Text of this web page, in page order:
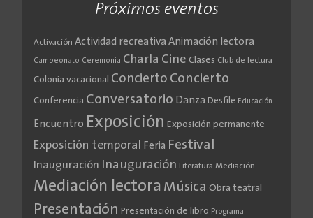
Próximos eventos
Activación Actividad recreativa Animación lectora
Campeonato Ceremonia Charla Cine Clases Club de lectura
Colonia vacacional Concierto Concierto
Conferencia Conversatorio Danza Desfile Educación
Encuentro Exposición Exposición permanente
Exposición temporal Feria Festival
Inauguración Inauguración Literatura Mediación
Mediación lectora Música Obra teatral
Presentación Presentación de libro Programa